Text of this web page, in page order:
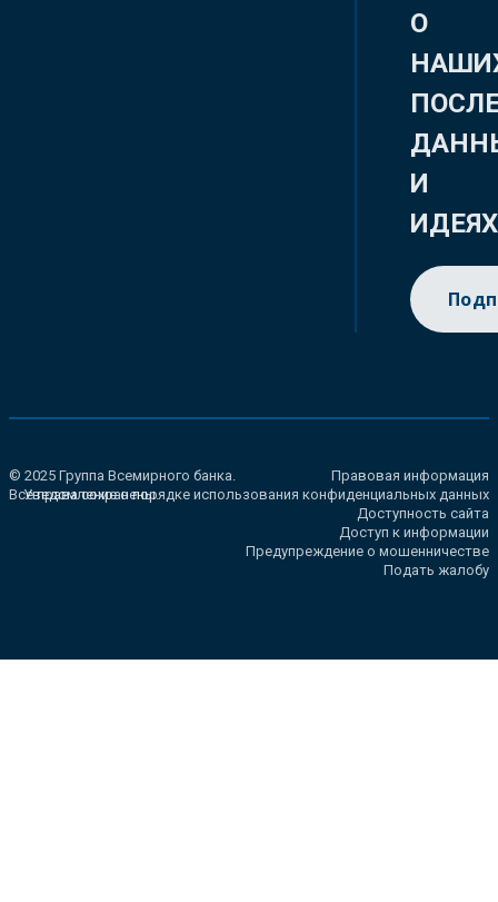
О
И
ИДЕЯХ
© 2025 Группа Всемирного банка.
Все права сохранены.
Правовая информация
Уведомление о порядке использования конфиденциальных данных
Доступность сайта
Доступ к информации
Предупреждение о мошенничестве
Подать жалобу